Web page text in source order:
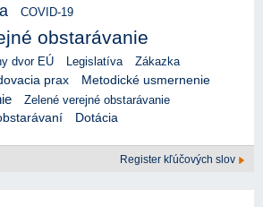
COVID-19
obstarávanie
dvor EÚ Legislatíva Zákazka
prax Metodické usmernenie
Zelené verejné obstarávanie
Dotácia
Register kľúčových slov